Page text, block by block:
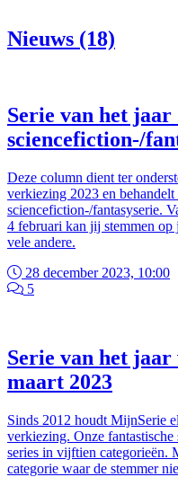
Nieuws (18)
Serie van het jaar
sciencefiction-/
Deze column dient ter
verkiezing 2023 en behandelt
sciencefiction-/fantasyserie.
4 februari kan jij stemmen
vele andere.
28 december 2023, 10:00
5
Serie van het
maart 2023
Sinds 2012 houdt MijnSerie
verkiezing. Onze
series in vijftien categorieën.
categorie waar de stemmer